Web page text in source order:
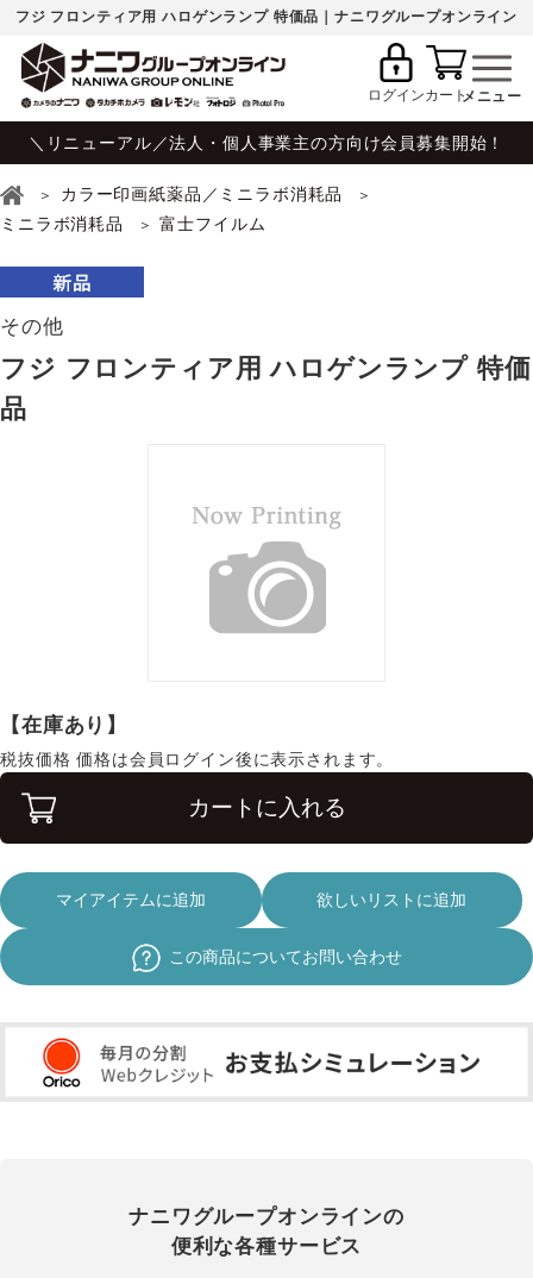
フジ フロンティア用 ハロゲンランプ 特価品｜ナニワグループオンライン
ログインカート
＼リニューアル／法人・個人事業主の方向け会員募集開始！
カラー印画紙薬品／ミニラボ消耗品
ミニラボ消耗品
富士フイルム
その他
フジ フロンティア用 ハロゲンランプ 特価
品
【在庫あり】
税抜価格 価格は会員ログイン後に表示されます。
カートに入れる
マイアイテムに追加 欲しいリストに追加
この商品についてお問い合わせ
ナニワグループオンラインの
便利な各種サービス